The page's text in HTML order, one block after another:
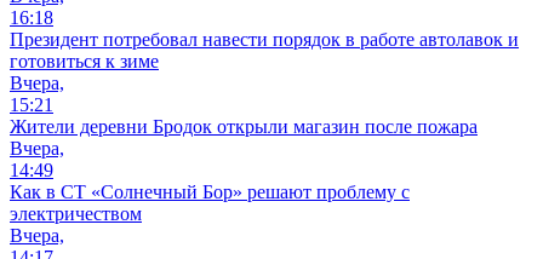
16:18
Президент потребовал навести порядок в работе автолавок и
готовиться к зиме
Вчера,
15:21
Жители деревни Бродок открыли магазин после пожара
Вчера,
14:49
Как в СТ «Солнечный Бор» решают проблему с
электричеством
Вчера,